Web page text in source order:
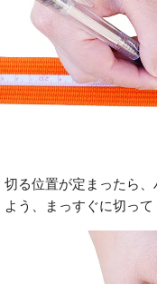
切る位置が定まったら
よう、まっすぐに切って